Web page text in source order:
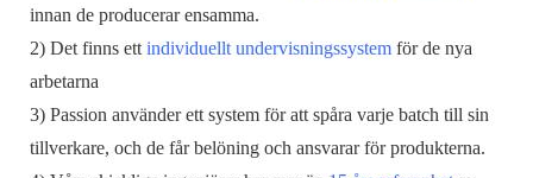
innan de producerar ensamma.
2) Det finns ett individuellt undervisningssystem för de nya
arbetarna
3) Passion använder ett system för att spåra varje batch till sin
tillverkare, och de får belöning och ansvarar för produkterna.